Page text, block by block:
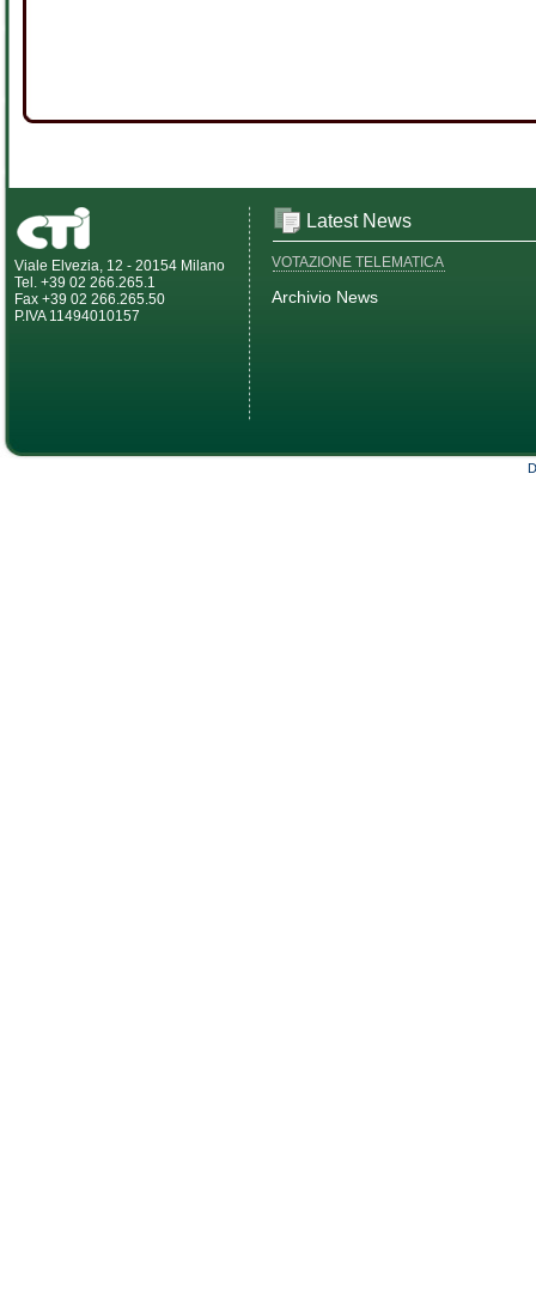
Viale Elvezia, 12 - 20154 Milano
Tel. +39 02 266.265.1
Fax +39 02 266.265.50
P.IVA 11494010157
Latest News
VOTAZIONE TELEMATICA
Archivio News